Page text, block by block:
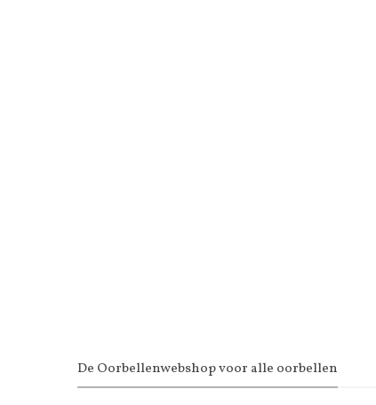
De Oorbellenwebshop voor alle oorbellen